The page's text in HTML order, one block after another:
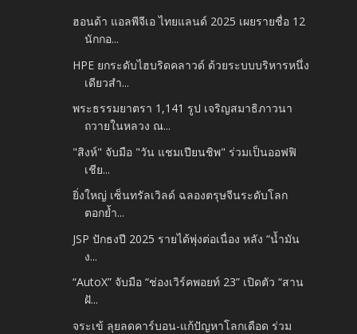
ฮอนด้า แอลพีจีเอ ไทยแลนด์ 2025 เผยรายชื่อ 12
นักกอ...
HPE ยกระดับไฮบริดคลาวด์ ด้วยระบบบริหารหนึ่ง
เดียวสำ...
พระธรรมยาตรา 1,141 รูป เจริญสมาธิภาวนา
ถวายในหลวง ณ...
"สิงห์" จับมือ "วัน แชมเปียนชิพ" ร่วมเป็นออฟฟิ
เชีย...
ยิ่งใหญ่ เซ็นทรัลเวิลด์ ฉลองตรุษจีนระดับโลก
ตอกย้ำ...
JSP ปักธงปี 2025 รายได้พุ่งต่อเนื่อง หลัง “น้ำมัน
ง...
“AutoX” จับมือ “ช่องเวิร์คพอยท์ 23” เปิดตัว “สาน
ฝั...
จระเข้ ลุยลดคาร์บอน-แก้ปัญหาโลกเดือด ร่วม